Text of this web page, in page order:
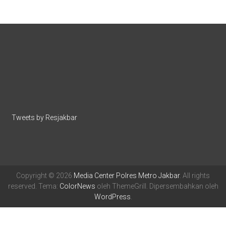
Tweets by Resjakbar
Copyright © 2026 Media Center Polres Metro Jakbar. All rights
reserved. Tema: ColorNews oleh ThemeGrill. Dipersembahkan oleh
WordPress